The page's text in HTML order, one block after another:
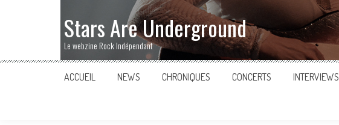
Stars Are Underground
Le webzine Rock Indépendant
ACCUEIL NEWS CHRONIQUES CONCERTS INTERVIEWS